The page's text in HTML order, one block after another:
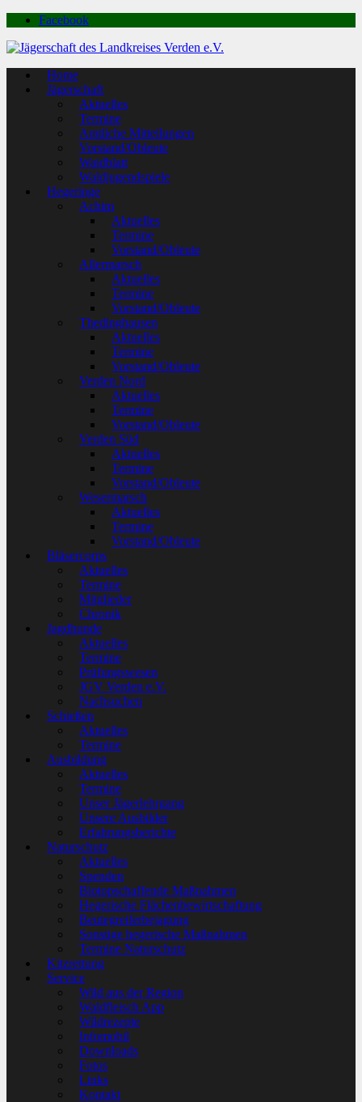
Facebook
Home
Jägerschaft
Aktuelles
Termine
Amtliche Mitteilungen
Vorstand/Obleute
Waidblatt
Waldjugendspiele
Hegeringe
Achim
Aktuelles
Termine
Vorstand/Obleute
Allermarsch
Aktuelles
Termine
Vorstand/Obleute
Thedinghausen
Aktuelles
Termine
Vorstand/Obleute
Verden Nord
Aktuelles
Termine
Vorstand/Obleute
Verden Süd
Aktuelles
Termine
Vorstand/Obleute
Wesermarsch
Aktuelles
Termine
Vorstand/Obleute
Bläsercorps
Aktuelles
Termine
Mitglieder
Chronik
Jagdhunde
Aktuelles
Termine
Prüfungswesen
JGV Verden e.V.
Nachsuchen
Schießen
Aktuelles
Termine
Ausbildung
Aktuelles
Termine
Unser Jägerlehrgang
Unsere Ausbilder
Erfahrungsberichte
Naturschutz
Aktuelles
Spenden
Biotopschaffende Maßnahmen
Hegerische Flächenbewirtschaftung
Beutegreiferbejagung
Sonstige hegerische Maßnahmen
Termine Naturschutz
Kitzrettung
Service
Wild aus der Region
Waldfleisch App
Wildrezepte
Infomobil
Downloads
Fotos
Links
Kontakt